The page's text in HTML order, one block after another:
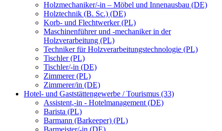
Holzmechaniker/-in – Möbel und Innenausbau (DE)
Holztechnik (B. Sc.) (DE)
Korb- und Flechtwerker (PL)
Maschinenführer und -mechaniker in der
Holzverarbeitung (PL)
Techniker für Holzverarbeitungstechnologie (PL)
Tischler (PL)
Tischler/-in (DE)
Zimmerer (PL)
Zimmerer/in (DE)
Hotel- und Gaststättengewerbe / Tourismus (33)
Assistent,-in - Hotelmanagement (DE)
Barista (PL)
Barmann (Barkeeper) (PL)
Barmeister/-in (DE)